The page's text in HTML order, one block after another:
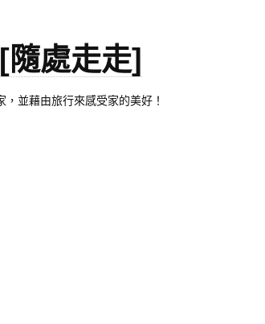
處走走]
並藉由旅行來感受家的美好！